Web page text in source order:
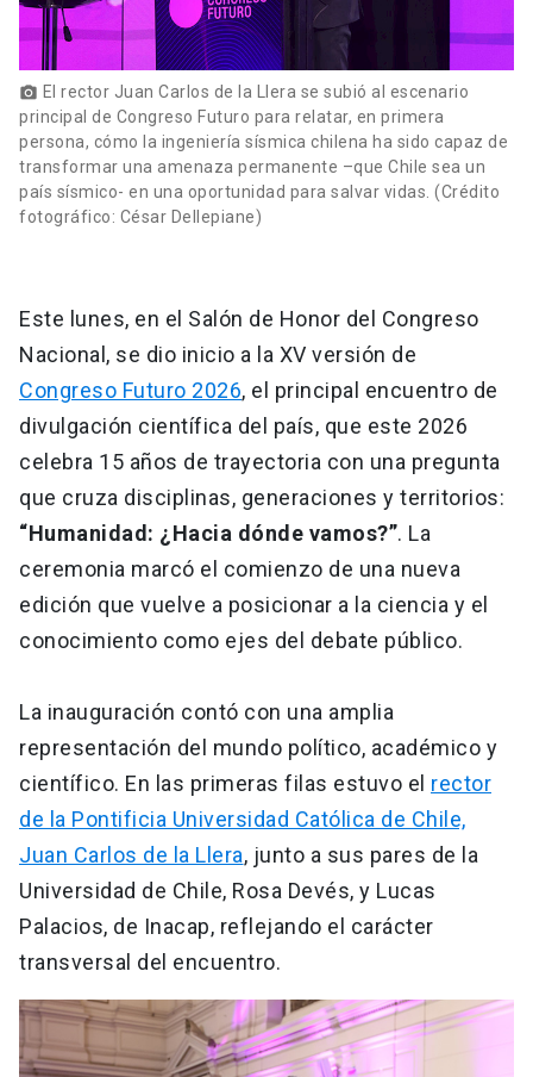
photo_camera El rector Juan Carlos de la Llera se subió al escenario
principal de Congreso Futuro para relatar, en primera
persona, cómo la ingeniería sísmica chilena ha sido capaz de
transformar una amenaza permanente –que Chile sea un
país sísmico- en una oportunidad para salvar vidas. (Crédito
fotográfico: César Dellepiane)
Este lunes, en el Salón de Honor del Congreso
Nacional, se dio inicio a la XV versión de
Congreso Futuro 2026, el principal encuentro de
divulgación científica del país, que este 2026
celebra 15 años de trayectoria con una pregunta
que cruza disciplinas, generaciones y territorios:
“Humanidad: ¿Hacia dónde vamos?”. La
ceremonia marcó el comienzo de una nueva
edición que vuelve a posicionar a la ciencia y el
conocimiento como ejes del debate público.
La inauguración contó con una amplia
representación del mundo político, académico y
científico. En las primeras filas estuvo el rector
de la Pontificia Universidad Católica de Chile,
Juan Carlos de la Llera, junto a sus pares de la
Universidad de Chile, Rosa Devés, y Lucas
Palacios, de Inacap, reflejando el carácter
transversal del encuentro.